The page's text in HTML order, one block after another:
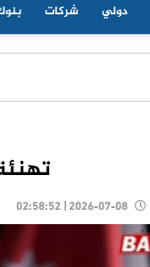
دولي شركات